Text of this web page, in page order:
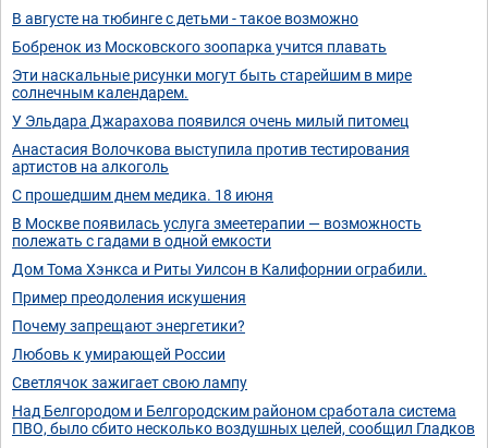
В августе на тюбинге с детьми - такое возможно
Бобренок из Московского зоопарка учится плавать
Эти наскальные рисунки могут быть старейшим в мире
солнечным календарем.
У Эльдара Джарахова появился очень милый питомец
Анастасия Волочкова выступила против тестирования
артистов на алкоголь
С прошедшим днем медика. 18 июня
В Москве появилась услуга змеетерапии — возможность
полежать с гадами в одной емкости
Дом Тома Хэнкса и Риты Уилсон в Калифорнии ограбили.
Пример преодоления искушения
Почему запрещают энергетики?
Любовь к умирающей России
Светлячок зажигает свою лампу
Над Белгородом и Белгородским районом сработала система
ПВО, было сбито несколько воздушных целей, сообщил Гладков